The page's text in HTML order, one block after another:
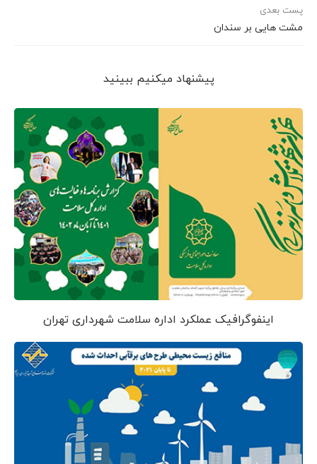
پست بعدی
مشت هایی بر سندان
پیشنهاد می‎کنیم ببینید
اینفوگرافیک عملکرد اداره سلامت شهرداری تهران